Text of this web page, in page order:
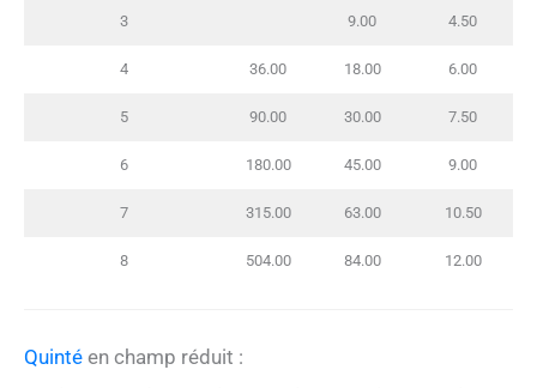
3 9.00 4.50
4 36.00 18.00 6.00
5 90.00 30.00 7.50
6 180.00 45.00 9.00
7 315.00 63.00 10.50
8 504.00 84.00 12.00
Quinté en champ réduit :